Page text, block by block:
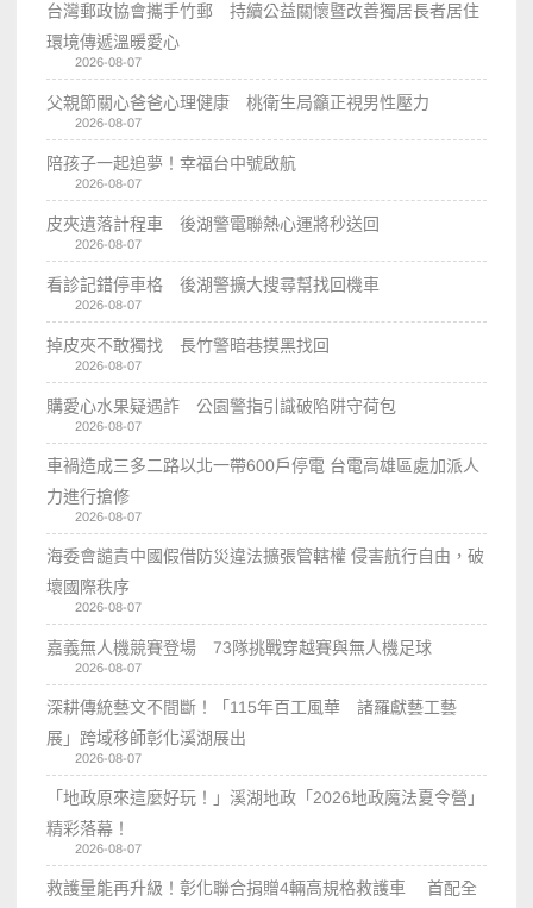
台灣郵政協會攜手竹郵 持續公益關懷暨改善獨居長者居住
環境傳遞溫暖愛心
2026-08-07
父親節關心爸爸心理健康 桃衛生局籲正視男性壓力
2026-08-07
陪孩子一起追夢！幸福台中號啟航
2026-08-07
皮夾遺落計程車 後湖警電聯熱心運將秒送回
2026-08-07
看診記錯停車格 後湖警擴大搜尋幫找回機車
2026-08-07
掉皮夾不敢獨找 長竹警暗巷摸黑找回
2026-08-07
購愛心水果疑遇詐 公園警指引識破陷阱守荷包
2026-08-07
車禍造成三多二路以北一帶600戶停電 台電高雄區處加派人
力進行搶修
2026-08-07
海委會譴責中國假借防災違法擴張管轄權 侵害航行自由，破
壞國際秩序
2026-08-07
嘉義無人機競賽登場 73隊挑戰穿越賽與無人機足球
2026-08-07
深耕傳統藝文不間斷！「115年百工風華 諸羅獻藝工藝
展」跨域移師彰化溪湖展出
2026-08-07
「地政原來這麼好玩！」溪湖地政「2026地政魔法夏令營」
精彩落幕！
2026-08-07
救護量能再升級！彰化聯合捐贈4輛高規格救護車 首配全